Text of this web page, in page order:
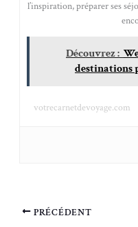
l’inspiration, préparer ses
Découvrez :
destinations
votrecarnetdevoyage.com
PRÉCÉDENT